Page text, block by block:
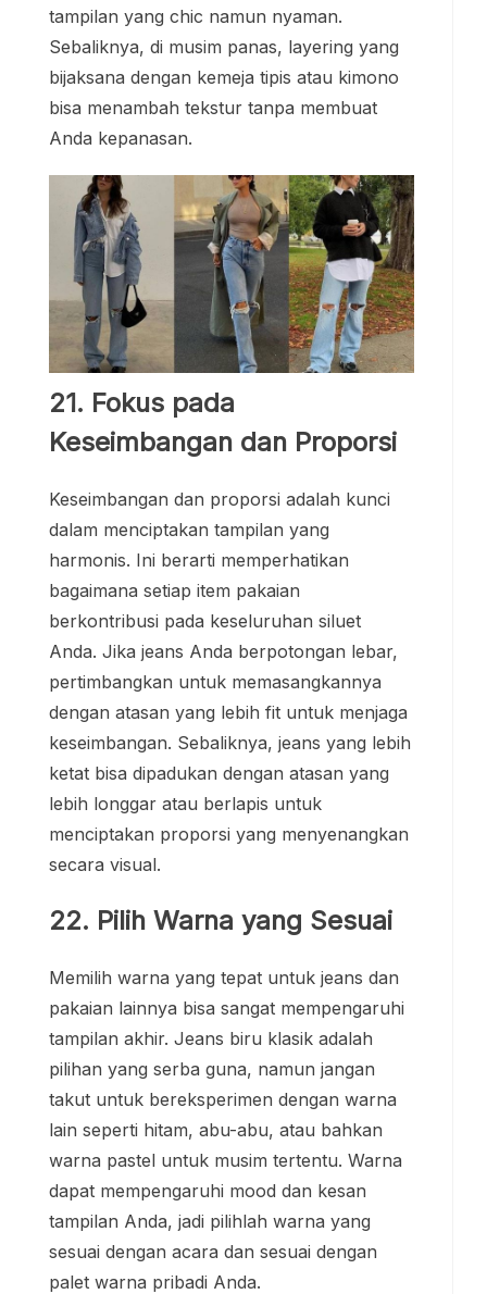
tampilan yang chic namun nyaman.
Sebaliknya, di musim panas, layering yang
bijaksana dengan kemeja tipis atau kimono
bisa menambah tekstur tanpa membuat
Anda kepanasan.
21. Fokus pada
Keseimbangan dan Proporsi
Keseimbangan dan proporsi adalah kunci
dalam menciptakan tampilan yang
harmonis. Ini berarti memperhatikan
bagaimana setiap item pakaian
berkontribusi pada keseluruhan siluet
Anda. Jika jeans Anda berpotongan lebar,
pertimbangkan untuk memasangkannya
dengan atasan yang lebih fit untuk menjaga
keseimbangan. Sebaliknya, jeans yang lebih
ketat bisa dipadukan dengan atasan yang
lebih longgar atau berlapis untuk
menciptakan proporsi yang menyenangkan
secara visual.
22. Pilih Warna yang Sesuai
Memilih warna yang tepat untuk jeans dan
pakaian lainnya bisa sangat mempengaruhi
tampilan akhir. Jeans biru klasik adalah
pilihan yang serba guna, namun jangan
takut untuk bereksperimen dengan warna
lain seperti hitam, abu-abu, atau bahkan
warna pastel untuk musim tertentu. Warna
dapat mempengaruhi mood dan kesan
tampilan Anda, jadi pilihlah warna yang
sesuai dengan acara dan sesuai dengan
palet warna pribadi Anda.